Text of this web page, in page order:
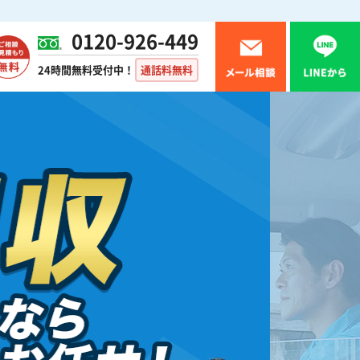
0120-926-449
24時間無料受付中！ 通話料無料